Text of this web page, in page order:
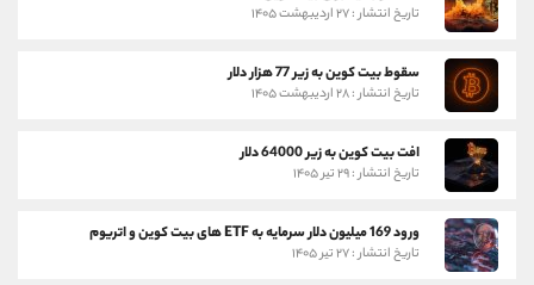
تاریخ انتشار : ۲۷ اردیبهشت ۱۴۰۵
سقوط بیت کوین به زیر 77 هزار دلار
تاریخ انتشار : ۲۸ اردیبهشت ۱۴۰۵
افت بیت کوین به زیر 64000 دلار
تاریخ انتشار : ۲۹ تیر ۱۴۰۵
ورود 169 میلیون دلار سرمایه به ETF های بیت کوین و اتریوم
تاریخ انتشار : ۲۷ تیر ۱۴۰۵